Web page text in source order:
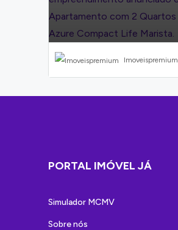
Imoveispremium
PORTAL IMÓVEL JÁ
Simulador MCMV
Sobre nós